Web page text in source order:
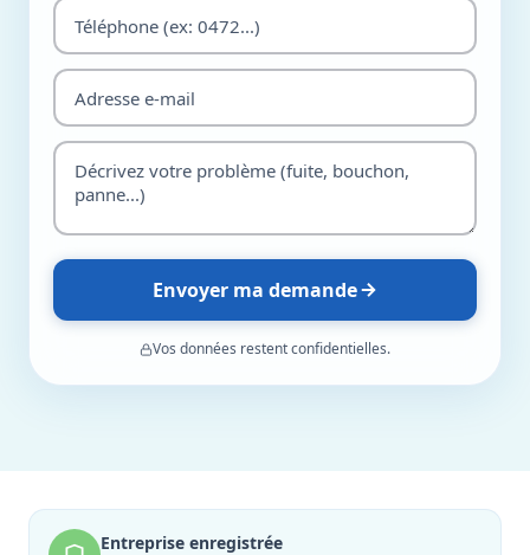
Envoyer ma demande
Vos données restent confidentielles.
Entreprise enregistrée